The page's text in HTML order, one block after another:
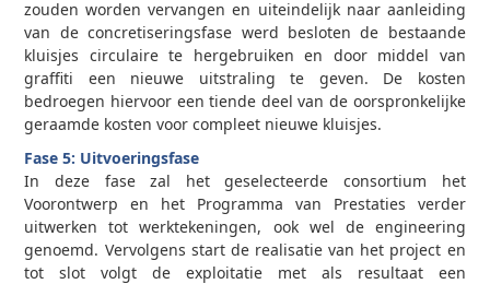
zouden worden vervangen en uiteindelijk naar aanleiding
van de concretiseringsfase werd besloten de bestaande
kluisjes circulaire te hergebruiken en door middel van
graffiti een nieuwe uitstraling te geven. De kosten
bedroegen hiervoor een tiende deel van de oorspronkelijke
geraamde kosten voor compleet nieuwe kluisjes.
Fase 5: Uitvoeringsfase
In deze fase zal het geselecteerde consortium het
Voorontwerp en het Programma van Prestaties verder
uitwerken tot werktekeningen, ook wel de engineering
genoemd. Vervolgens start de realisatie van het project en
tot slot volgt de exploitatie met als resultaat een